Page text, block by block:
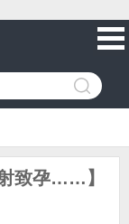
致孕……】